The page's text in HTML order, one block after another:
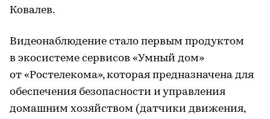
Ковалев.
Видеонаблюдение стало первым продуктом
в экосистеме сервисов «Умный дом»
от «Ростелекома», которая предназначена для
обеспечения безопасности и управления
домашним хозяйством (датчики движения,